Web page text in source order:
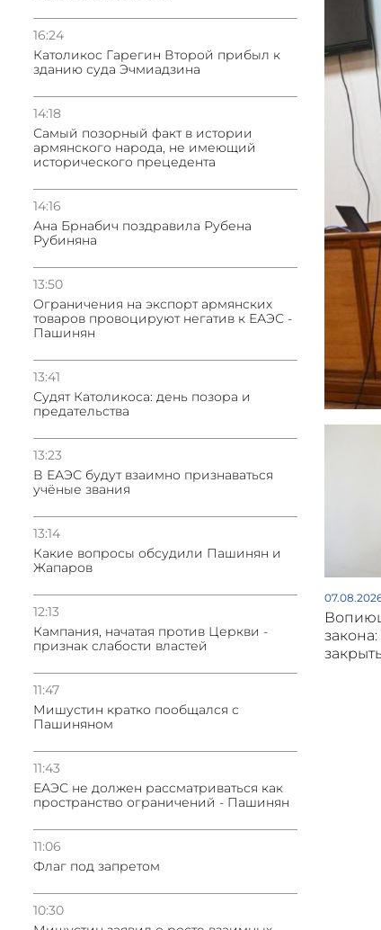
16:24
Католикос Гарегин Второй прибыл к
зданию суда Эчмиадзина
14:18
Самый позорный факт в истории
армянского народа, не имеющий
исторического прецедента
14:16
Ана Брнабич поздравила Рубена
Рубиняна
13:50
Oграничения на экспорт армянских
товаров провоцируют негатив к ЕАЭС -
Пашинян
13:41
Судят Католикоса: день позора и
предательства
13:23
В ЕАЭС будут взаимно признаваться
учёные звания
13:14
Какие вопросы обсудили Пашинян и
Жапаров
12:13
Кампания, начатая против Церкви -
признак слабости властей
11:47
Мишустин кратко пообщался с
Пашиняном
11:43
ЕАЭС не должен рассматриваться как
пространство ограничений - Пашинян
11:06
Флаг под запретом
10:30